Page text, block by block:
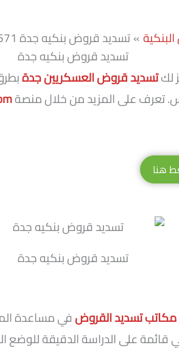
تسديد قروض بنكيه جدة 0500600571
تسديد قروض بنكيه جدة
لكتسديد قروض العسكريين جدة
تعرف على المزيد من خلال منصة
هنا
تسديد قروض بنكيه جدة
مكاتب تسديد القروضفي مساعدة
قائمة على الدراسة الدقيقة للوضع